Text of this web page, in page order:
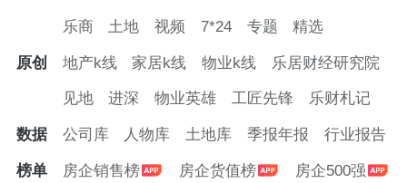
站在2026年年中回望与展望，物企高管的“钱
包”，短期内恐怕难以重新鼓起来。
2026年，行业基本面仍面临挑战：物业费提价
乐商 土地 视频 7*24 专题 精选
原创 地产k线 家居k线 物业k线 乐居财经研究院
见地 进深 物业英雄 工匠先锋 乐财札记
数据 公司库 人物库 土地库 季报年报 行业报告
榜单 房企销售榜 房企货值榜 房企500强